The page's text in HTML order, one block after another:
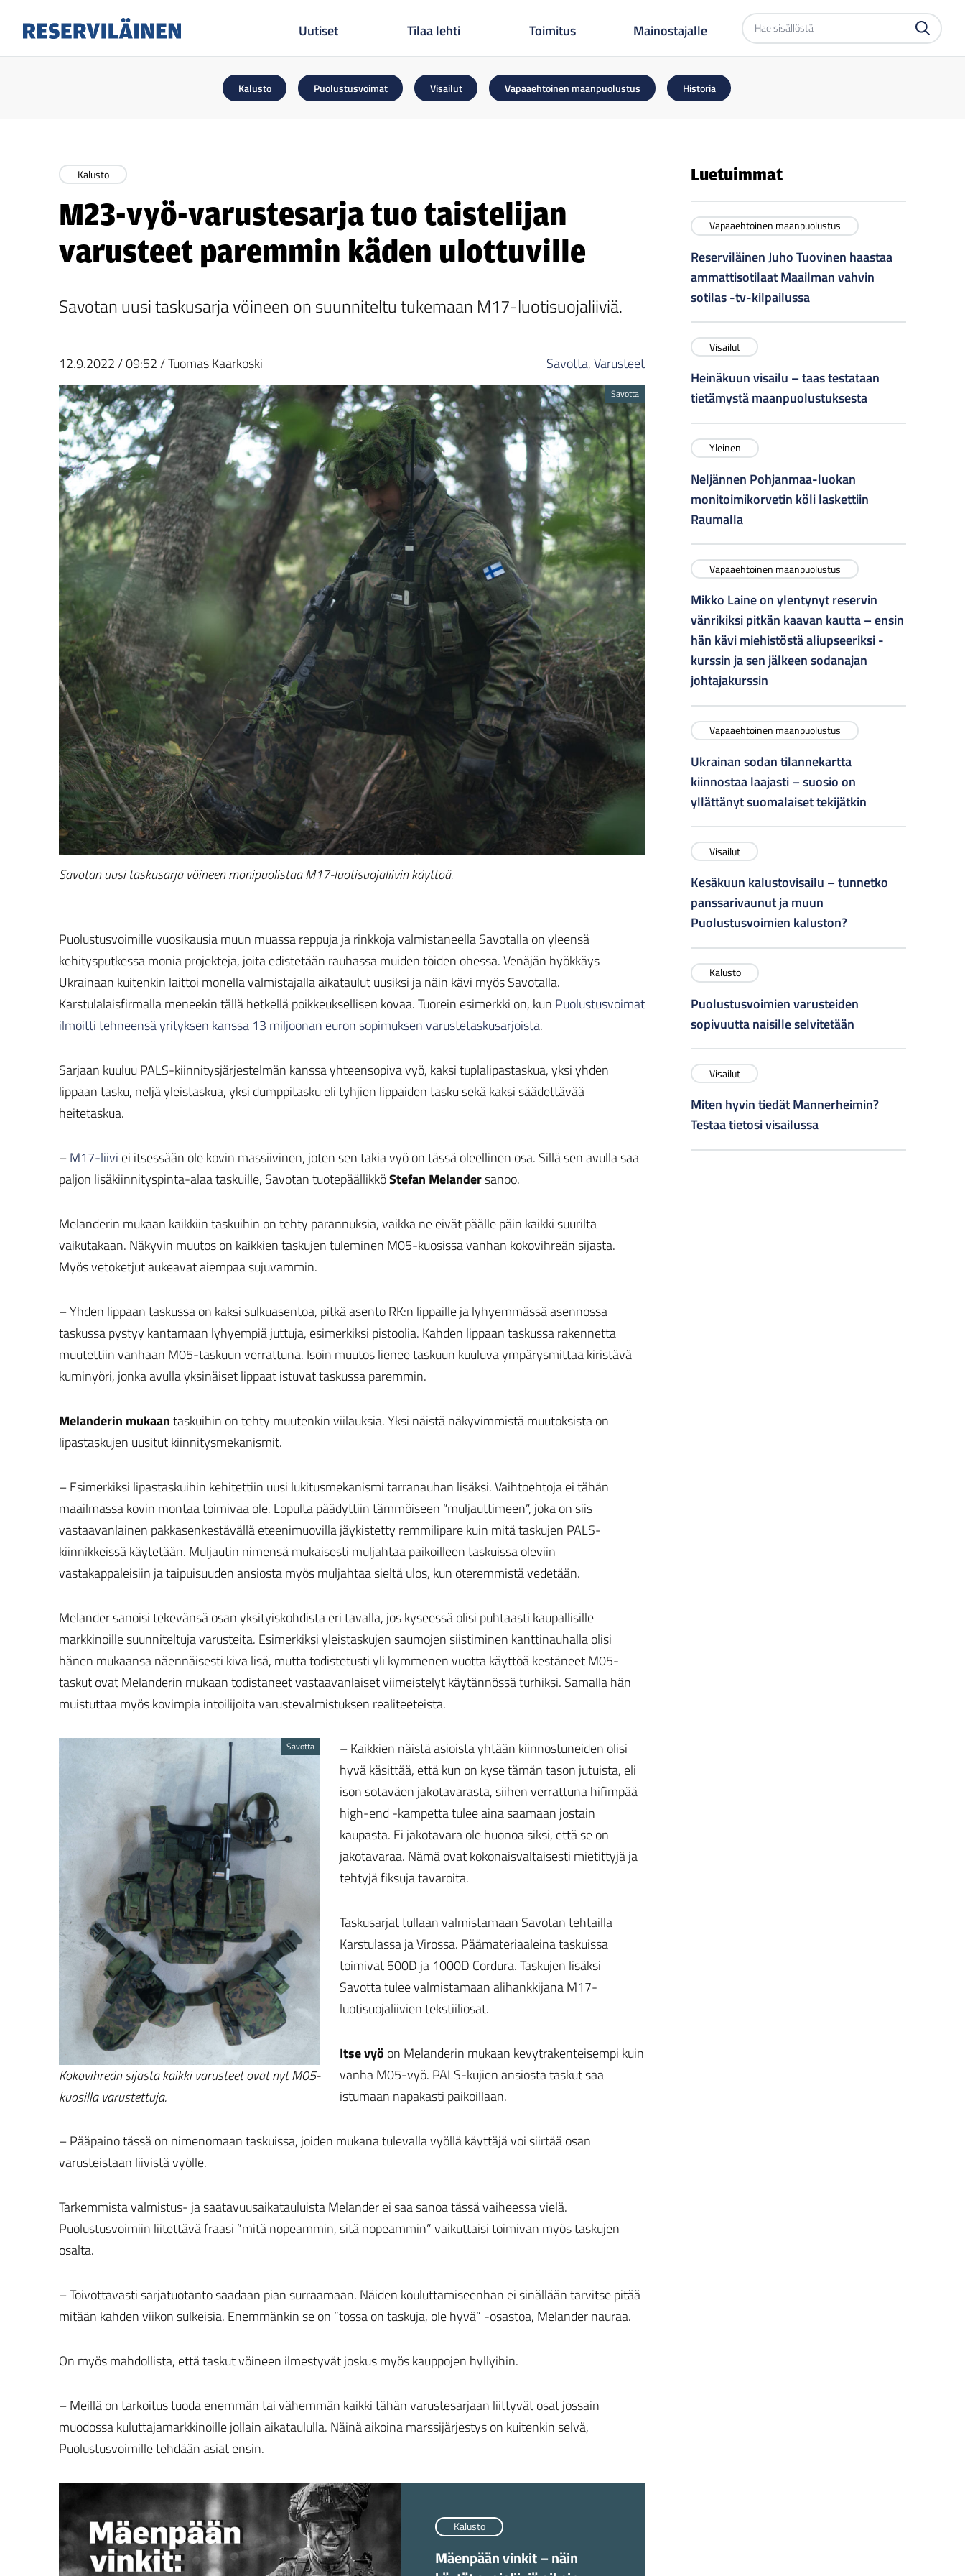
Uutiset Tilaa lehti Toimitus Mainostajalle
Etsi
sivustolta
Kalusto Puolustusvoimat Visailut Vapaaehtoinen maanpuolustus Historia
Kalusto
M23-vyö-varustesarja tuo taistelijan
varusteet paremmin käden ulottuville
Savotan uusi taskusarja vöineen on suunniteltu tukemaan M17-luotisuojaliiviä.
12.9.2022/09:52/Tuomas Kaarkoski Savotta,Varusteet
Savotta
Savotan uusi taskusarja vöineen monipuolistaa M17-luotisuojaliivin käyttöä.
Puolustusvoimille vuosikausia muun muassa reppuja ja rinkkoja valmistaneella Savotalla on yleensä
kehitysputkessa monia projekteja, joita edistetään rauhassa muiden töiden ohessa. Venäjän hyökkäys
Ukrainaan kuitenkin laittoi monella valmistajalla aikataulut uusiksi ja näin kävi myös Savotalla.
Karstulalaisfirmalla meneekin tällä hetkellä poikkeuksellisen kovaa. Tuorein esimerkki on, kun Puolustusvoimat
ilmoitti tehneensä yrityksen kanssa 13 miljoonan euron sopimuksen varustetaskusarjoista.
Sarjaan kuuluu PALS-kiinnitysjärjestelmän kanssa yhteensopiva vyö, kaksi tuplalipastaskua, yksi yhden
lippaan tasku, neljä yleistaskua, yksi dumppitasku eli tyhjien lippaiden tasku sekä kaksi säädettävää
heitetaskua.
–M17-liivi ei itsessään ole kovin massiivinen, joten sen takia vyö on tässä oleellinen osa. Sillä sen avulla saa
paljon lisäkiinnityspinta-alaa taskuille, Savotan tuotepäällikköStefan Melandersanoo.
Melanderin mukaan kaikkiin taskuihin on tehty parannuksia, vaikka ne eivät päälle päin kaikki suurilta
vaikutakaan. Näkyvin muutos on kaikkien taskujen tuleminen M05-kuosissa vanhan kokovihreän sijasta.
Myös vetoketjut aukeavat aiempaa sujuvammin.
– Yhden lippaan taskussa on kaksi sulkuasentoa, pitkä asento RK:n lippaille ja lyhyemmässä asennossa
taskussa pystyy kantamaan lyhyempiä juttuja, esimerkiksi pistoolia. Kahden lippaan taskussa rakennetta
muutettiin vanhaan M05-taskuun verrattuna. Isoin muutos lienee taskuun kuuluva ympärysmittaa kiristävä
kuminyöri, jonka avulla yksinäiset lippaat istuvat taskussa paremmin.
Melanderin mukaantaskuihin on tehty muutenkin viilauksia. Yksi näistä näkyvimmistä muutoksista on
lipastaskujen uusitut kiinnitysmekanismit.
– Esimerkiksi lipastaskuihin kehitettiin uusi lukitusmekanismi tarranauhan lisäksi. Vaihtoehtoja ei tähän
maailmassa kovin montaa toimivaa ole. Lopulta päädyttiin tämmöiseen “muljauttimeen”, joka on siis
vastaavanlainen pakkasenkestävällä eteenimuovilla jäykistetty remmilipare kuin mitä taskujen PALS-
kiinnikkeissä käytetään. Muljautin nimensä mukaisesti muljahtaa paikoilleen taskuissa oleviin
vastakappaleisiin ja taipuisuuden ansiosta myös muljahtaa sieltä ulos, kun oteremmistä vedetään.
Melander sanoisi tekevänsä osan yksityiskohdista eri tavalla, jos kyseessä olisi puhtaasti kaupallisille
markkinoille suunniteltuja varusteita. Esimerkiksi yleistaskujen saumojen siistiminen kanttinauhalla olisi
hänen mukaansa näennäisesti kiva lisä, mutta todistetusti yli kymmenen vuotta käyttöä kestäneet M05-
taskut ovat Melanderin mukaan todistaneet vastaavanlaiset viimeistelyt käytännössä turhiksi. Samalla hän
muistuttaa myös kovimpia intoilijoita varustevalmistuksen realiteeteista.
Kokovihreän sijasta kaikki varusteet ovat nyt M05-
kuosilla varustettuja.
Savotta
– Kaikkien näistä asioista yhtään kiinnostuneiden olisi
hyvä käsittää, että kun on kyse tämän tason jutuista, eli
ison sotaväen jakotavarasta, siihen verrattuna hifimpää
high-end -kampetta tulee aina saamaan jostain
kaupasta. Ei jakotavara ole huonoa siksi, että se on
jakotavaraa. Nämä ovat kokonaisvaltaisesti mietittyjä ja
tehtyjä fiksuja tavaroita.
Taskusarjat tullaan valmistamaan Savotan tehtailla
Karstulassa ja Virossa. Päämateriaaleina taskuissa
toimivat 500D ja 1000D Cordura. Taskujen lisäksi
Savotta tulee valmistamaan alihankkijana M17-
luotisuojaliivien tekstiiliosat.
Itse vyö on Melanderin mukaan kevytrakenteisempi kuin
vanha M05-vyö. PALS-kujien ansiosta taskut saa
istumaan napakasti paikoillaan.
– Pääpaino tässä on nimenomaan taskuissa, joiden mukana tulevalla vyöllä käyttäjä voi siirtää osan
varusteistaan liivistä vyölle.
Tarkemmista valmistus- ja saatavuusaikatauluista Melander ei saa sanoa tässä vaiheessa vielä.
Puolustusvoimiin liitettävä fraasi ”mitä nopeammin, sitä nopeammin” vaikuttaisi toimivan myös taskujen
osalta.
– Toivottavasti sarjatuotanto saadaan pian surraamaan. Näiden kouluttamiseenhan ei sinällään tarvitse pitää
mitään kahden viikon sulkeisia. Enemmänkin se on ”tossa on taskuja, ole hyvä” -osastoa, Melander nauraa.
On myös mahdollista, että taskut vöineen ilmestyvät joskus myös kauppojen hyllyihin.
– Meillä on tarkoitus tuoda enemmän tai vähemmän kaikki tähän varustesarjaan liittyvät osat jossain
muodossa kuluttajamarkkinoille jollain aikataululla. Näinä aikoina marssijärjestys on kuitenkin selvä,
Puolustusvoimille tehdään asiat ensin.
Kalusto
Mäenpään vinkit – näin
Luetuimmat
Vapaaehtoinen maanpuolustus
Reserviläinen Juho Tuovinen haastaa
ammattisotilaat Maailman vahvin
sotilas -tv-kilpailussa
Visailut
Heinäkuun visailu – taas testataan
tietämystä maanpuolustuksesta
Yleinen
Neljännen Pohjanmaa-luokan
monitoimikorvetin köli laskettiin
Raumalla
Vapaaehtoinen maanpuolustus
Mikko Laine on ylentynyt reservin
vänrikiksi pitkän kaavan kautta – ensin
hän kävi miehistöstä aliupseeriksi -
kurssin ja sen jälkeen sodanajan
johtajakurssin
Vapaaehtoinen maanpuolustus
Ukrainan sodan tilannekartta
kiinnostaa laajasti – suosio on
yllättänyt suomalaiset tekijätkin
Visailut
Kesäkuun kalustovisailu – tunnetko
panssarivaunut ja muun
Puolustusvoimien kaluston?
Kalusto
Puolustusvoimien varusteiden
sopivuutta naisille selvitetään
Visailut
Miten hyvin tiedät Mannerheimin?
Testaa tietosi visailussa